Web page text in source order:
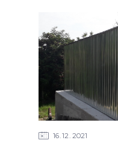
16 12 2021